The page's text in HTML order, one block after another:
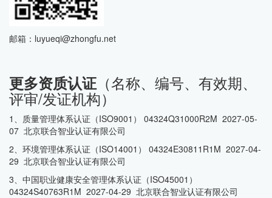
邮箱：luyueqi@zhongfu.net
更多资质认证（名称、编号、有效期、
评审/发证机构）
1、质量管理体系认证（ISO9001） 04324Q31000R2M 2027-05-
07 北京联合智业认证有限公司
2、环境管理体系认证（ISO14001） 04324E30811R1M 2027-04-
29 北京联合智业认证有限公司
3、中国职业健康安全管理体系认证（ISO45001）
04324S40763R1M 2027-04-29 北京联合智业认证有限公司